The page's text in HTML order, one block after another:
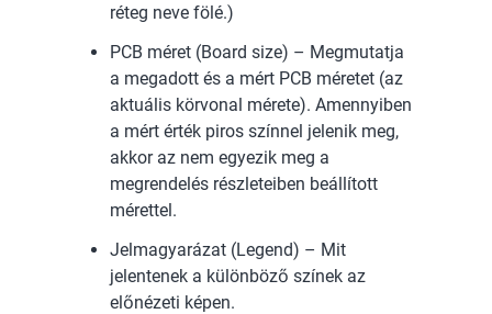
réteg neve fölé.)
PCB méret (Board size) – Megmutatja
a megadott és a mért PCB méretet (az
aktuális körvonal mérete). Amennyiben
a mért érték piros színnel jelenik meg,
akkor az nem egyezik meg a
megrendelés részleteiben beállított
mérettel.
Jelmagyarázat (Legend) – Mit
jelentenek a különböző színek az
előnézeti képen.